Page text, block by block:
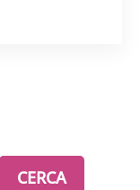
CERCA